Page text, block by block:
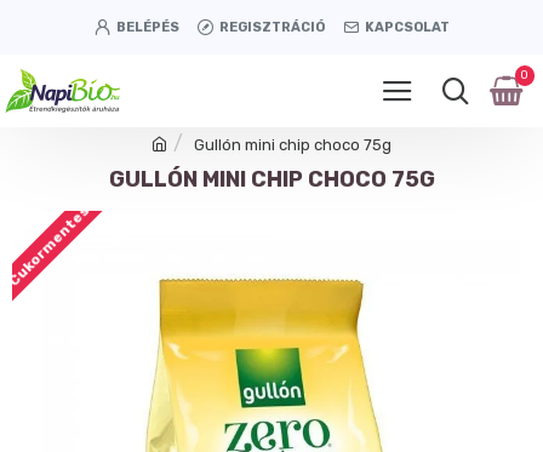
BELÉPÉS REGISZTRÁCIÓ KAPCSOLAT
0
Gullón mini chip choco 75g
GULLÓN MINI CHIP CHOCO 75G
Cukormentes